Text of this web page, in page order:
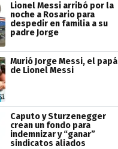
Lionel Messi arribó por la
noche a Rosario para
despedir en familia a su
padre Jorge
Murió Jorge Messi, el papá
de Lionel Messi
Caputo y Sturzenegger
crean un fondo para
indemnizar y “ganar”
sindicatos aliados